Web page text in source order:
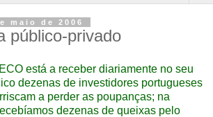
maio de 2006
público-privado
está a receber diariamente no seu
dezenas de investidores portugueses
a perder as poupanças; na
dezenas de queixas pelo